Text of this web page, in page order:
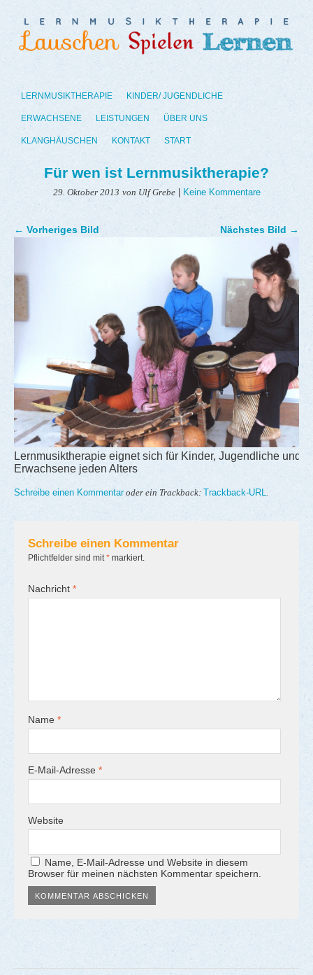
LERNMUSIKTHERAPIE KINDER/ JUGENDLICHE
ERWACHSENE LEISTUNGEN ÜBER UNS
KLANGHÄUSCHEN KONTAKT START
Für wen ist Lernmusiktherapie?
29. Oktober 2013 von Ulf Grebe| Keine Kommentare
← Vorheriges Bild Nächstes Bild →
Lernmusiktherapie eignet sich für Kinder, Jugendliche und
Erwachsene jeden Alters
Schreibe einen Kommentaroder ein Trackback: Trackback-URL.
Schreibe einen Kommentar
Pflichtfelder sind mit * markiert.
Nachricht *
Name *
E-Mail-Adresse *
Website
Name, E-Mail-Adresse und Website in diesem
Browser für meinen nächsten Kommentar speichern.